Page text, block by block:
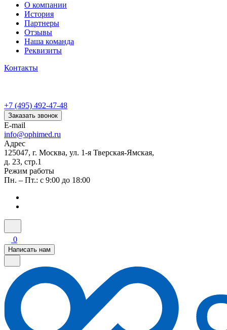
О компании
История
Партнеры
Отзывы
Наша команда
Реквизиты
Контакты
+7 (495) 492-47-48
Заказать звонок
E-mail
info@ophimed.ru
Адрес
125047, г. Москва, ул. 1-я Тверская-Ямская,
д. 23, стр.1
Режим работы
Пн. – Пт.: с 9:00 до 18:00
0
Написать нам